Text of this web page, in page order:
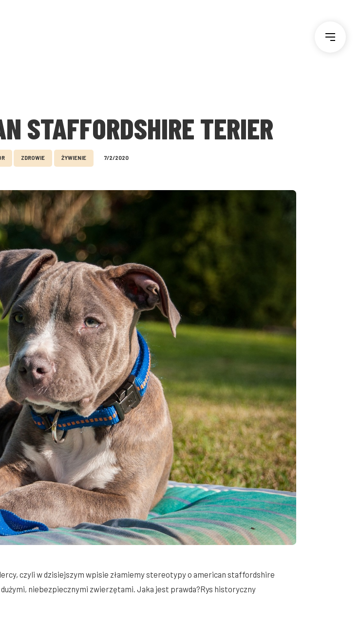
STAFFORDSHIRE TERIER
ZDROWIE ŻYWIENIE 7/2/2020
czyli w dzisiejszym wpisie złamiemy stereotypy o american staffordshire
niebezpiecznymi zwierzętami. Jaka jest prawda?Rys historyczny